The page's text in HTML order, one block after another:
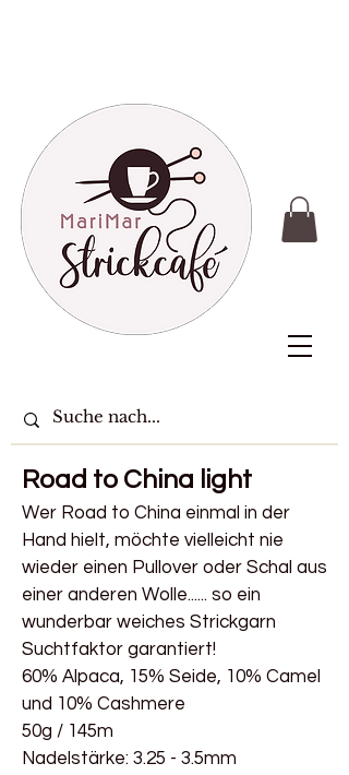
Road to China light
Wer Road to China einmal in der
Hand hielt, möchte vielleicht nie
wieder einen Pullover oder Schal aus
einer anderen Wolle...... so ein
wunderbar weiches Strickgarn
Suchtfaktor garantiert!
60% Alpaca, 15% Seide, 10% Camel
und 10% Cashmere
50g / 145m
Nadelstärke: 3.25 - 3.5mm